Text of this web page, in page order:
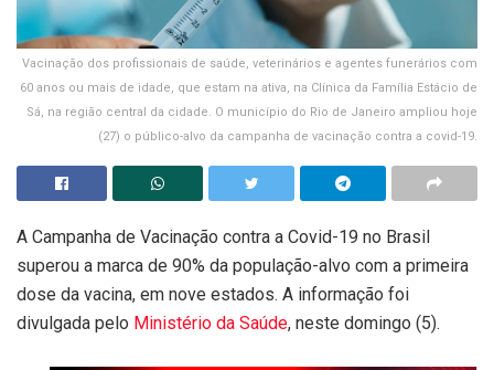
Vacinação dos profissionais de saúde, veterinários e agentes funerários com
60 anos ou mais de idade, que estam na ativa, na Clínica da Família Estácio de
Sá, na região central da cidade. O município do Rio de Janeiro ampliou hoje
(27) o público-alvo da campanha de vacinação contra a covid-19.
A Campanha de Vacinação contra a Covid-19 no Brasil
superou a marca de 90% da população-alvo com a primeira
dose da vacina, em nove estados. A informação foi
divulgada pelo Ministério da Saúde, neste domingo (5).